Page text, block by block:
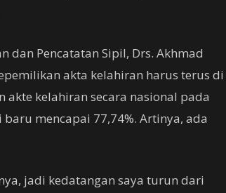
dan Pencatatan Sipil, Drs. Akhmad
akta kelahiran harus terus di
kelahiran secara nasional pada
mencapai 77,74%. Artinya, ada
jadi kedatangan saya turun dari